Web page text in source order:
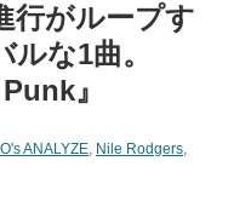
行がループす
な1曲。
』
ANALYZE, Nile Rodgers,